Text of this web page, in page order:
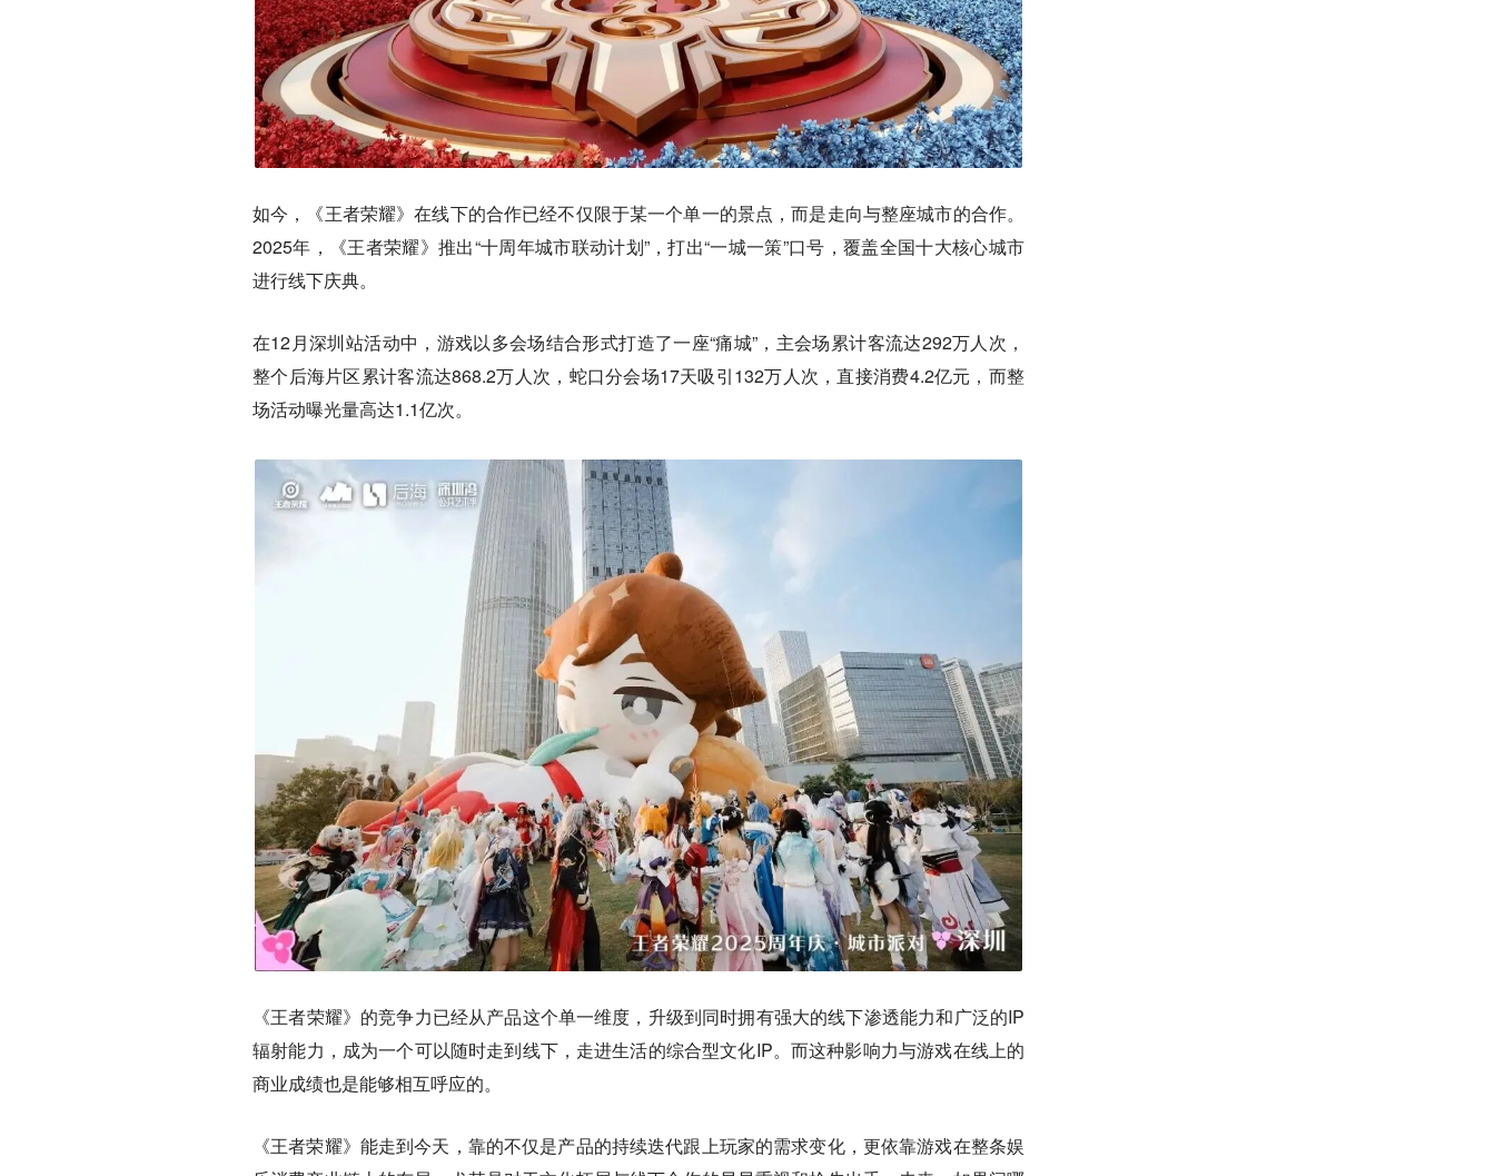
如今，《王者荣耀》在线下的合作已经不仅限于某一个单一的景点，而是走向与整座城市的合作。
2025年，《王者荣耀》推出“十周年城市联动计划”，打出“一城一策”口号，覆盖全国十大核心城市
进行线下庆典。
在12月深圳站活动中，游戏以多会场结合形式打造了一座“痛城”，主会场累计客流达292万人次，
整个后海片区累计客流达868.2万人次，蛇口分会场17天吸引132万人次，直接消费4.2亿元，而整
场活动曝光量高达1.1亿次。
《王者荣耀》的竞争力已经从产品这个单一维度，升级到同时拥有强大的线下渗透能力和广泛的IP
辐射能力，成为一个可以随时走到线下，走进生活的综合型文化IP。而这种影响力与游戏在线上的
商业成绩也是能够相互呼应的。
《王者荣耀》能走到今天，靠的不仅是产品的持续迭代跟上玩家的需求变化，更依靠游戏在整条娱